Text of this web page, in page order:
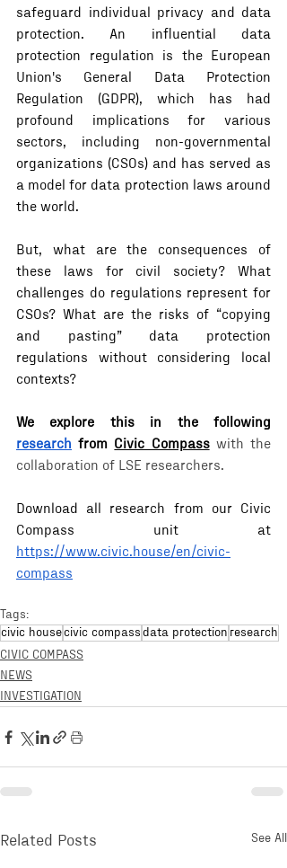
safeguard individual privacy and data
protection. An influential data
protection regulation is the European
Union's General Data Protection
Regulation (GDPR), which has had
profound implications for various
sectors, including non-governmental
organizations (CSOs) and has served as
a model for data protection laws around
the world.
But, what are the consequences of
these laws for civil society? What
challenges do regulations represent for
CSOs? What are the risks of “copying
and pasting” data protection
regulations without considering local
contexts?
research from Civic Compass with the
collaboration of LSE researchers.
Download all research from our Civic
https://www.civic.house/en/civic-
compass
Tags:
civic housecivic compass data protection research
CIVIC COMPASS
NEWS
INVESTIGATION
Related Posts See All